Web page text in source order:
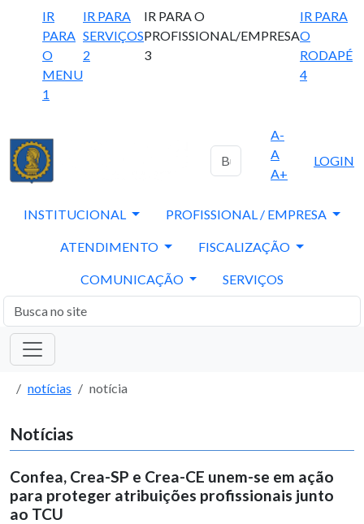
IR
PARA
O
MENU
1
IR PARA
SERVIÇOS
2
IR PARA O
PROFISSIONAL/EMPRESA
3
IR PARA
O
RODAPÉ
4
A-
A
A+
LOGIN
INSTITUCIONAL PROFISSIONAL / EMPRESA
ATENDIMENTO FISCALIZAÇÃO
COMUNICAÇÃO SERVIÇOS
notícias notícia
Notícias
Confea, Crea-SP e Crea-CE unem-se em ação
para proteger atribuições profissionais junto
ao TCU